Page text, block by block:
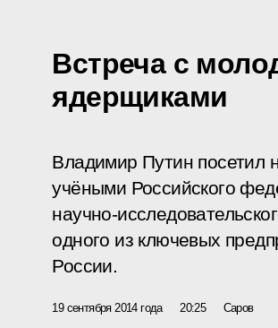
Встреча с
ядерщиками
Владимир Путин посетил
учёными Российского
научно-
одного из ключевых
России.
19 сентября 2014 года 20:25 Саров